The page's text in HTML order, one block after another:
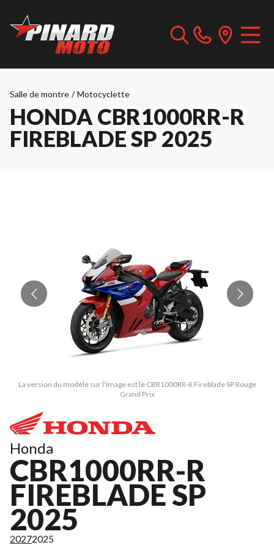
Salle de montre / Motocyclette
HONDA CBR1000RR-R
FIREBLADE SP 2025
La version du modèle sur l'image est le CBR1000RR-R Fireblade SP Rouge
Grand Prix
Honda
CBR1000RR-R
FIREBLADE SP
2025
20272025